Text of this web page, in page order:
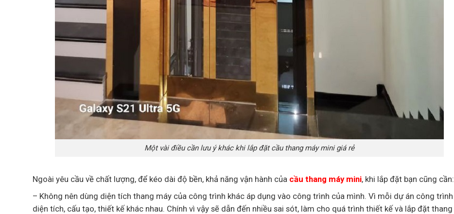
Một vài điều cần lưu ý khác khi lắp đặt cầu thang máy mini giá rẻ
Ngoài yêu cầu về chất lượng, để kéo dài độ bền, khả năng vận hành của cầu thang máy mini, khi lắp đặt bạn cũng cần:
– Không nên dùng diện tích thang máy của công trình khác áp dụng vào công trình của mình. Vì mỗi dự án công trình
diện tích, cấu tạo, thiết kế khác nhau. Chính vì vậy sẽ dẫn đến nhiều sai sót, làm cho quá trình thiết kế và lắp đặt thang